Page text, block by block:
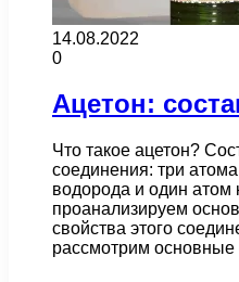
14.08.2022
0
Ацетон:
Что такое ацетон?
соединения: три
водорода и один атом
проанализируем
свойства этого
рассмотрим